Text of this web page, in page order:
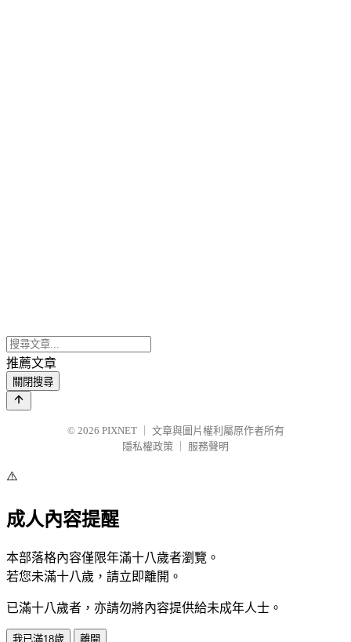
推薦文章
關閉搜尋
© 2026 PIXNET
文章與圖片權利屬原作者所有
隱私權政策
服務聲明
⚠️
成人內容提醒
本部落格內容僅限年滿十八歲者瀏覽。
若您未滿十八歲，請立即離開。
已滿十八歲者，亦請勿將內容提供給未成年人士。
我已滿18歲 離開